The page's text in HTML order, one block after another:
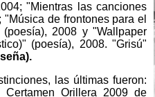
"Mientras las canciones
de frontones para el
2008 y "Wallpaper
(poesía), 2008. "Grisú"
.
las últimas fueron:
Orillera 2009 de